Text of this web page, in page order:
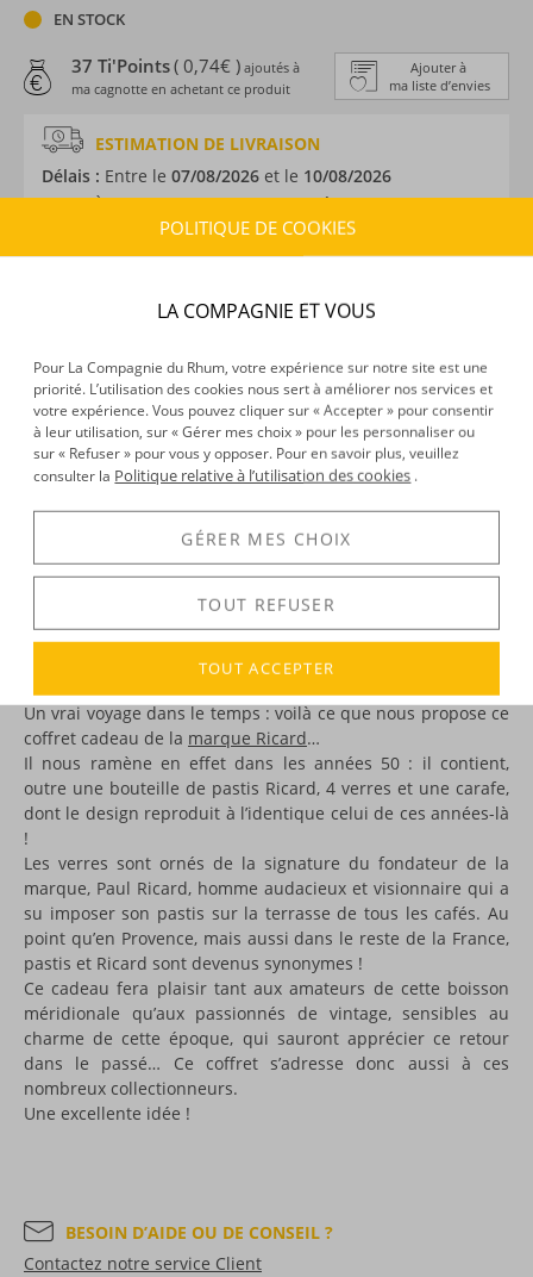
EN STOCK
Ajouter à
ma liste d’envies
37 Ti'Points( 0,74€ ) ajoutés à
ma cagnotte en achetant ce produit
ESTIMATION DE LIVRAISON
Délais : Entre le 07/08/2026 et le 10/08/2026
Frais :À partir de 10,90 € ( )
Pastis
Volume :70CL
Degré :45°
Edition :années 50
Voir tous les produits :Ricard
Un vrai voyage dans le temps : voilà ce que nous propose ce
coffret cadeau de la marque Ricard…
Il nous ramène en effet dans les années 50 : il contient,
outre une bouteille de pastis Ricard, 4 verres et une carafe,
dont le design reproduit à l’identique celui de ces années-là
!
Les verres sont ornés de la signature du fondateur de la
marque, Paul Ricard, homme audacieux et visionnaire qui a
su imposer son pastis sur la terrasse de tous les cafés. Au
point qu’en Provence, mais aussi dans le reste de la France,
pastis et Ricard sont devenus synonymes !
Ce cadeau fera plaisir tant aux amateurs de cette boisson
méridionale qu’aux passionnés de vintage, sensibles au
charme de cette époque, qui sauront apprécier ce retour
dans le passé… Ce coffret s’adresse donc aussi à ces
nombreux collectionneurs.
Une excellente idée !
BESOIN D’AIDE OU DE CONSEIL ?
Contactez notre service Client
POLITIQUE DE COOKIES
LA COMPAGNIE ET VOUS
Pour La Compagnie du Rhum, votre expérience sur notre site est une
priorité. L’utilisation des cookies nous sert à améliorer nos services et
votre expérience. Vous pouvez cliquer sur « Accepter » pour consentir
à leur utilisation, sur « Gérer mes choix » pour les personnaliser ou
sur « Refuser » pour vous y opposer. Pour en savoir plus, veuillez
consulter la Politique relative à l’utilisation des cookies .
GÉRER MES CHOIX
TOUT REFUSER
TOUT ACCEPTER